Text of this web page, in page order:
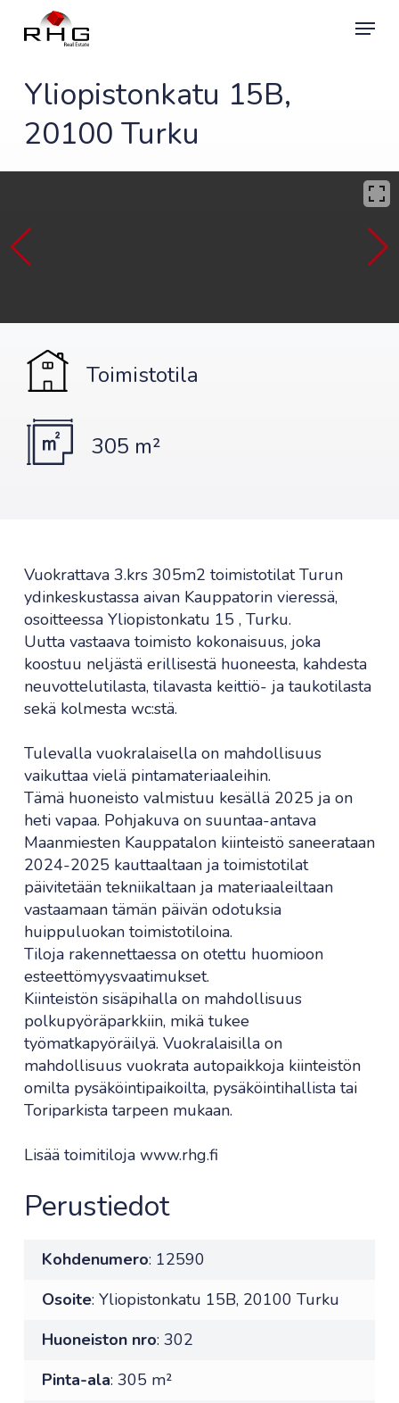
Menu
Yliopistonkatu 15B,
20100 Turku
Toimistotila
305 m²
Vuokrattava 3.krs 305m2 toimistotilat Turun
ydinkeskustassa aivan Kauppatorin vieressä,
osoitteessa Yliopistonkatu 15 , Turku.
Uutta vastaava toimisto kokonaisuus, joka
koostuu neljästä erillisestä huoneesta, kahdesta
neuvottelutilasta, tilavasta keittiö- ja taukotilasta
sekä kolmesta wc:stä.
Tulevalla vuokralaisella on mahdollisuus
vaikuttaa vielä pintamateriaaleihin.
Tämä huoneisto valmistuu kesällä 2025 ja on
heti vapaa. Pohjakuva on suuntaa-antava
Maanmiesten Kauppatalon kiinteistö saneerataan
2024-2025 kauttaaltaan ja toimistotilat
päivitetään tekniikaltaan ja materiaaleiltaan
vastaamaan tämän päivän odotuksia
huippuluokan toimistotiloina.
Tiloja rakennettaessa on otettu huomioon
esteettömyysvaatimukset.
Kiinteistön sisäpihalla on mahdollisuus
polkupyöräparkkiin, mikä tukee
työmatkapyöräilyä. Vuokralaisilla on
mahdollisuus vuokrata autopaikkoja kiinteistön
omilta pysäköintipaikoilta, pysäköintihallista tai
Toriparkista tarpeen mukaan.
Lisää toimitiloja www.rhg.fi
Perustiedot
Kohdenumero: 12590
Osoite: Yliopistonkatu 15B, 20100 Turku
Huoneiston nro: 302
Pinta-ala: 305 m²